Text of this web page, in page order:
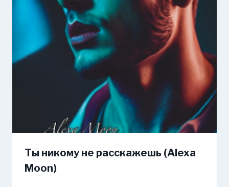
Ты никому не расскажешь (Alexa
Moon)